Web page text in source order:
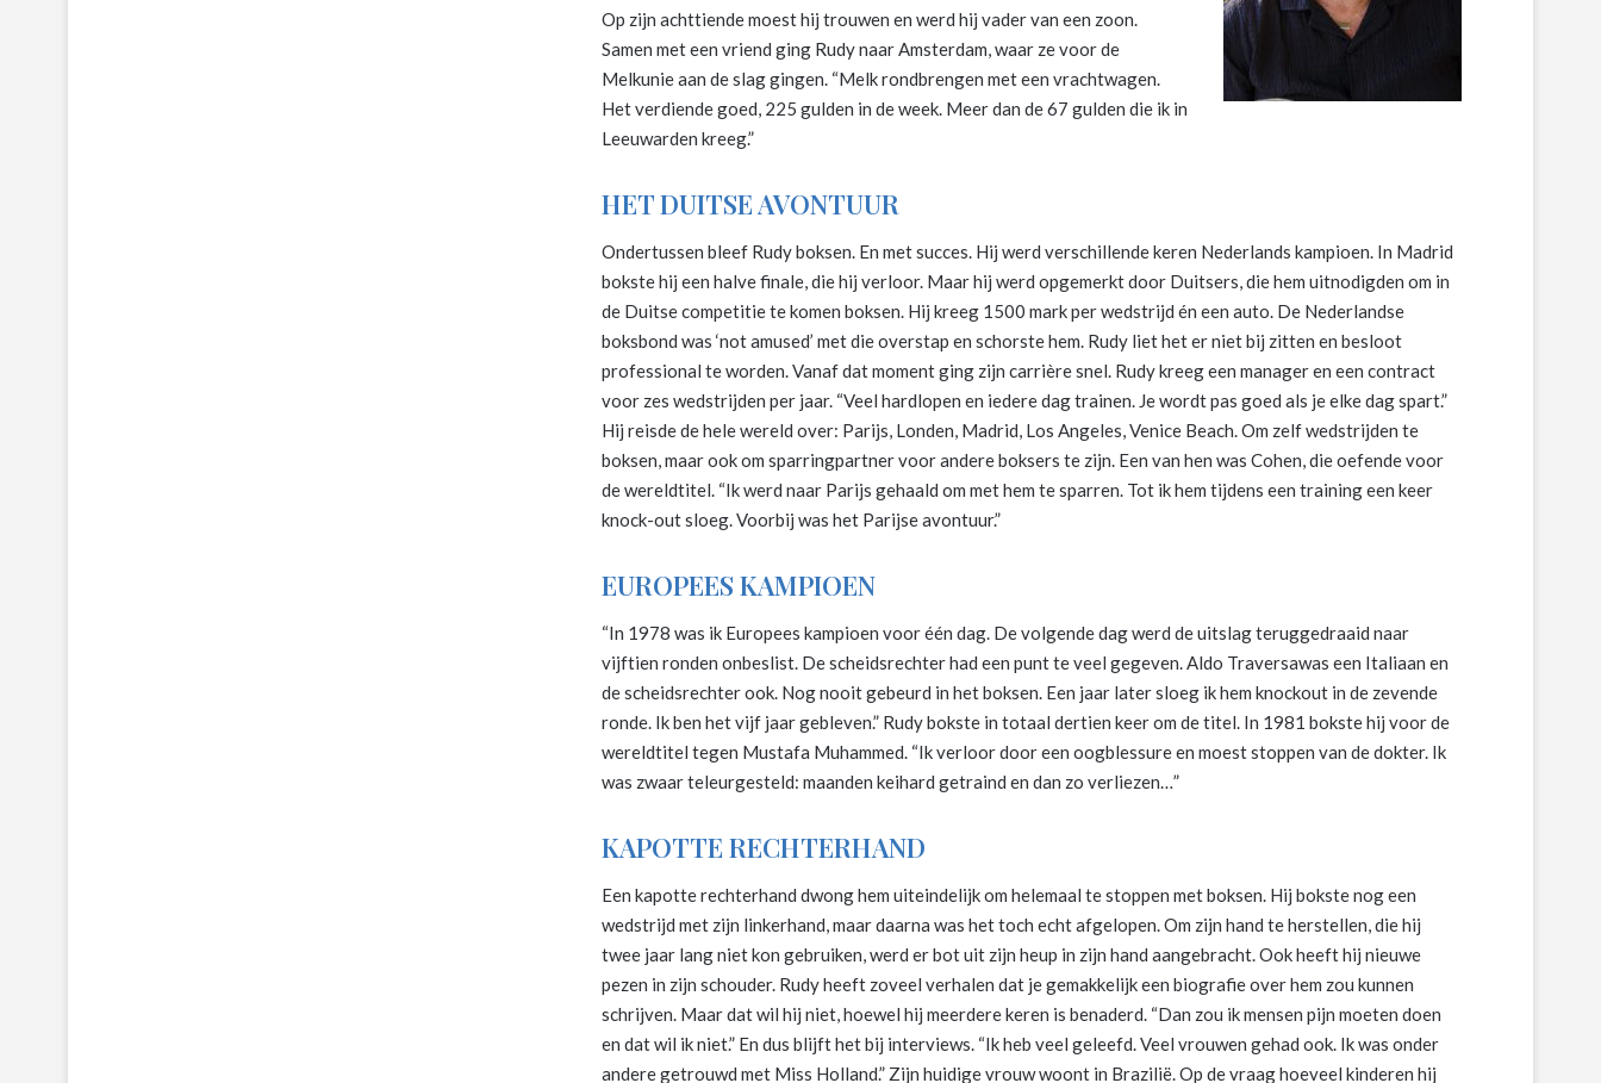
Op zijn achttiende moest hij trouwen en werd hij vader van een zoon.
Samen met een vriend ging Rudy naar Amsterdam, waar ze voor de
Melkunie aan de slag gingen. “Melk rondbrengen met een vrachtwagen.
Het verdiende goed, 225 gulden in de week. Meer dan de 67 gulden die ik in
Leeuwarden kreeg.”
HET DUITSE AVONTUUR
Ondertussen bleef Rudy boksen. En met succes. Hij werd verschillende keren Nederlands kampioen. In Madrid
bokste hij een halve finale, die hij verloor. Maar hij werd opgemerkt door Duitsers, die hem uitnodigden om in
de Duitse competitie te komen boksen. Hij kreeg 1500 mark per wedstrijd én een auto. De Nederlandse
boksbond was ‘not amused’ met die overstap en schorste hem. Rudy liet het er niet bij zitten en besloot
professional te worden. Vanaf dat moment ging zijn carrière snel. Rudy kreeg een manager en een contract
voor zes wedstrijden per jaar. “Veel hardlopen en iedere dag trainen. Je wordt pas goed als je elke dag spart.”
Hij reisde de hele wereld over: Parijs, Londen, Madrid, Los Angeles, Venice Beach. Om zelf wedstrijden te
boksen, maar ook om sparringpartner voor andere boksers te zijn. Een van hen was Cohen, die oefende voor
de wereldtitel. “Ik werd naar Parijs gehaald om met hem te sparren. Tot ik hem tijdens een training een keer
knock-out sloeg. Voorbij was het Parijse avontuur.”
EUROPEES KAMPIOEN
“In 1978 was ik Europees kampioen voor één dag. De volgende dag werd de uitslag teruggedraaid naar
vijftien ronden onbeslist. De scheidsrechter had een punt te veel gegeven. Aldo Traversawas een Italiaan en
de scheidsrechter ook. Nog nooit gebeurd in het boksen. Een jaar later sloeg ik hem knockout in de zevende
ronde. Ik ben het vijf jaar gebleven.” Rudy bokste in totaal dertien keer om de titel. In 1981 bokste hij voor de
wereldtitel tegen Mustafa Muhammed. “Ik verloor door een oogblessure en moest stoppen van de dokter. Ik
was zwaar teleurgesteld: maanden keihard getraind en dan zo verliezen…”
KAPOTTE RECHTERHAND
Een kapotte rechterhand dwong hem uiteindelijk om helemaal te stoppen met boksen. Hij bokste nog een
wedstrijd met zijn linkerhand, maar daarna was het toch echt afgelopen. Om zijn hand te herstellen, die hij
twee jaar lang niet kon gebruiken, werd er bot uit zijn heup in zijn hand aangebracht. Ook heeft hij nieuwe
pezen in zijn schouder. Rudy heeft zoveel verhalen dat je gemakkelijk een biografie over hem zou kunnen
schrijven. Maar dat wil hij niet, hoewel hij meerdere keren is benaderd. “Dan zou ik mensen pijn moeten doen
en dat wil ik niet.” En dus blijft het bij interviews. “Ik heb veel geleefd. Veel vrouwen gehad ook. Ik was onder
andere getrouwd met Miss Holland.” Zijn huidige vrouw woont in Brazilië. Op de vraag hoeveel kinderen hij